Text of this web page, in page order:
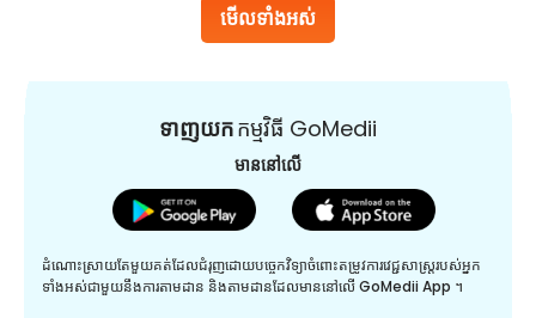
មើលទាំងអស់
ទាញយកកម្មវិធី GoMedii
មាននៅលើ
ដំណោះស្រាយតែមួយគត់ដែលជំរុញដោយបច្ចេកវិទ្យាចំពោះតម្រូវការវេជ្ជសាស្រ្តរបស់អ្នក
ទាំងអស់ជាមួយនឹងការតាមដាន និងតាមដានដែលមាននៅលើ GoMedii App ។